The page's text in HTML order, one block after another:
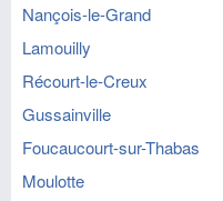
Nançois-le-Grand
Lamouilly
Récourt-le-Creux
Gussainville
Foucaucourt-sur-Thabas
Moulotte